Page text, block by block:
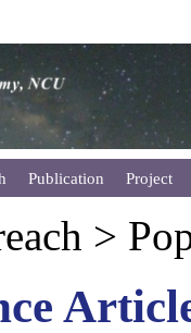
Publication Project
>